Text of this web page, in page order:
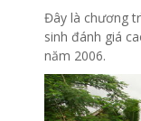
Đây là chương
sinh đánh giá
năm 2006.